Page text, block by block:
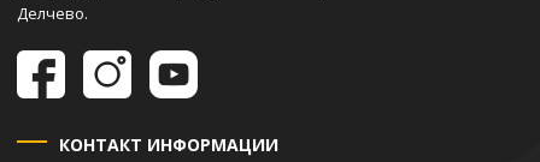
Делчево.
КОНТАКТ ИНФОРМАЦИИ